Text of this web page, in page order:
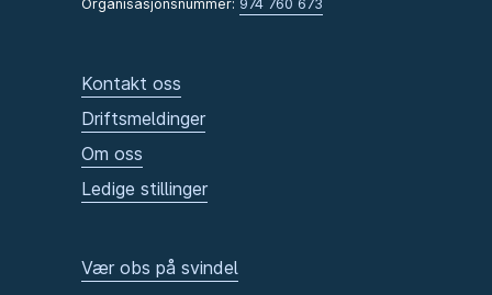
Organisasjonsnummer: 974 760 673
Kontakt oss
Driftsmeldinger
Om oss
Ledige stillinger
Vær obs på svindel